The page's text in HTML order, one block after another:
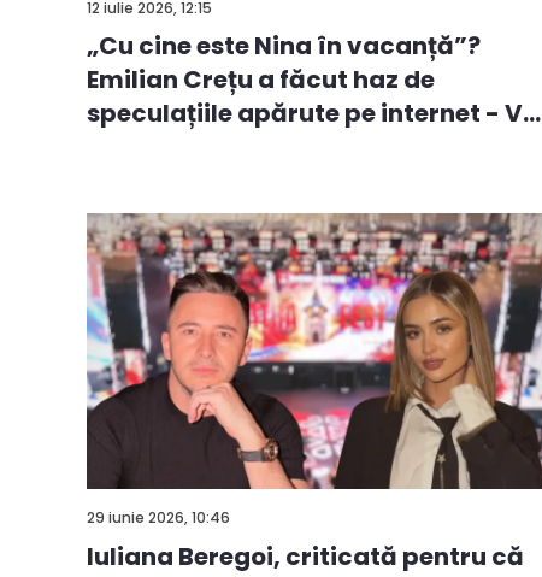
12 iulie 2026, 12:15
„Cu cine este Nina în vacanță”?
Emilian Crețu a făcut haz de
speculațiile apărute pe internet - V...
29 iunie 2026, 10:46
Iuliana Beregoi, criticată pentru că